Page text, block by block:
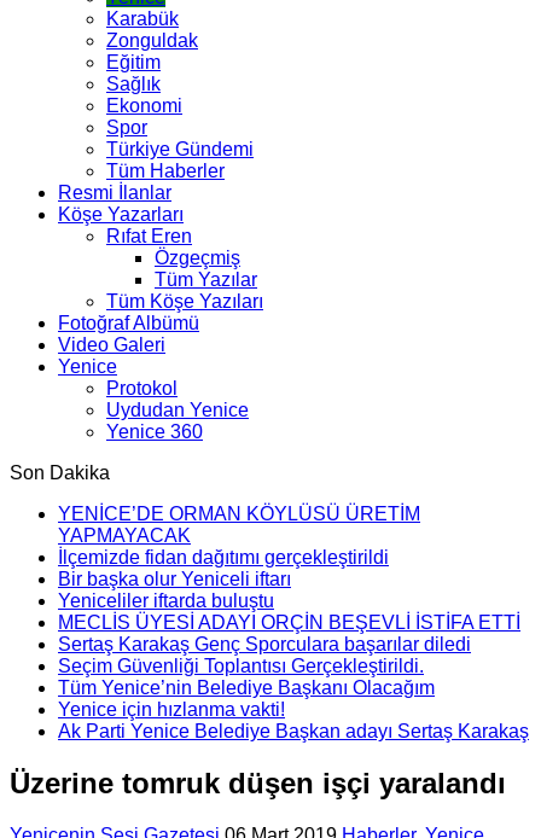
Karabük
Zonguldak
Eğitim
Sağlık
Ekonomi
Spor
Türkiye Gündemi
Tüm Haberler
Resmi İlanlar
Köşe Yazarları
Rıfat Eren
Özgeçmiş
Tüm Yazılar
Tüm Köşe Yazıları
Fotoğraf Albümü
Video Galeri
Yenice
Protokol
Uydudan Yenice
Yenice 360
Son Dakika
YENİCE’DE ORMAN KÖYLÜSÜ ÜRETİM
YAPMAYACAK
İlçemizde fidan dağıtımı gerçekleştirildi
Bir başka olur Yeniceli iftarı
Yeniceliler iftarda buluştu
MECLİS ÜYESİ ADAYI ORÇİN BEŞEVLİ İSTİFA ETTİ
Sertaş Karakaş Genç Sporculara başarılar diledi
Seçim Güvenliği Toplantısı Gerçekleştirildi.
Tüm Yenice’nin Belediye Başkanı Olacağım
Yenice için hızlanma vakti!
Ak Parti Yenice Belediye Başkan adayı Sertaş Karakaş
Üzerine tomruk düşen işçi yaralandı